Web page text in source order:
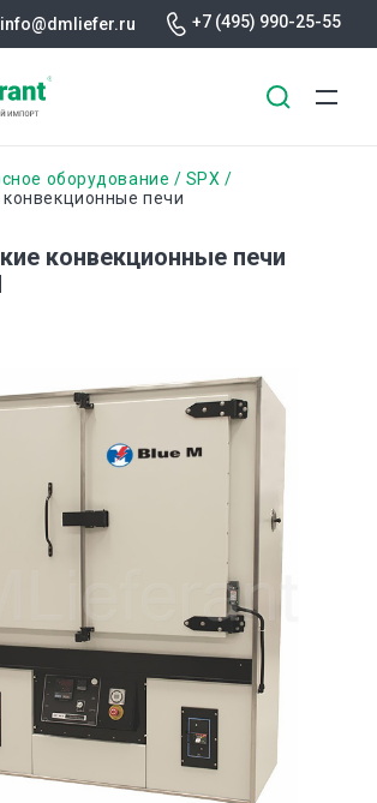
info@dmliefer.ru +7 (495) 990-25-55
оборудование
SPX
печи
конвекционные печи